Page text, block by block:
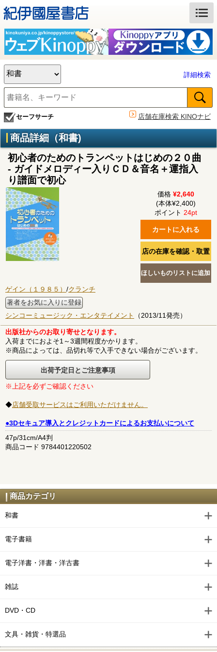
詳細検索
セーフサーチ 店舗在庫検索 KINOナビ
商品詳細（和書)
初心者のためのトランペットはじめの２０曲
- ガイドメロディー入りＣＤ＆音名＋運指入
り譜面で初心
価格 ¥2,640
(本体¥2,400)
ポイント 24pt
ゲイン（１９８５） /クランチ
著者をお気に入りに登録
シンコーミュージック・エンタテイメント
（2013/11発売）
出版社からのお取り寄せとなります。
入荷までにおよそ1～3週間程度かかります。
※商品によっては、品切れ等で入手できない場合がございます。
出荷予定日とご注意事項
※上記を必ずご確認ください
◆店舗受取サービスはご利用いただけません。
●3Dセキュア導入とクレジットカードによるお支払いについて
47p/31cm/A4判
商品コード 9784401220502
商品カテゴリ
和書
電子書籍
電子洋書・洋書・洋古書
雑誌
DVD・CD
文具・雑貨・特選品